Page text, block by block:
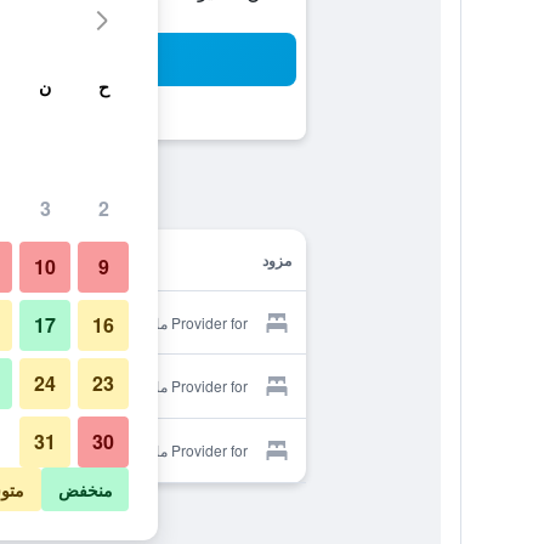
مزود
Provider for ماجبي ريزيدنس
Provider for ماجبي ريزيدنس
Provider for ماجبي ريزيدنس
ح ن
2
3
9
10
16
17
23
24
30
31
منخفض